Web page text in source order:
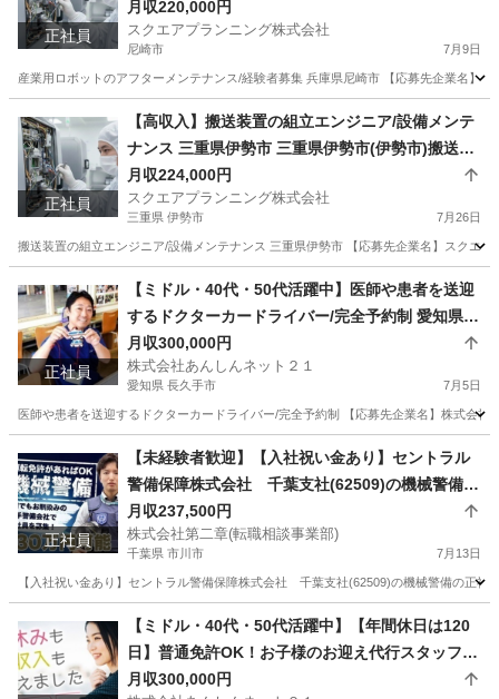
正社員
市(尼崎)産業用ロボットのアフターメンテナンス
月収220,000円
スクエアプランニング株式会社
尼崎市 7月9日
産業用ロボットのアフターメンテナンス/経験者募集 兵庫県尼崎市 【応募先企業名】
その他
正社員
【高収入】搬送装置の組立エンジニア/設備メンテ
ナンス 三重県伊勢市 三重県伊勢市(伊勢市)搬送装
置の組立エンジニア
月収224,000円
スクエアプランニング株式会社
三重県 伊勢市 7月26日
搬送装置の組立エンジニア/設備メンテナンス 三重県伊勢市 【応募先企業名】スクエ
その他 業務
正社員
【ミドル・40代・50代活躍中】医師や患者を送迎
するドクターカードライバー/完全予約制 愛知県長
久手市(はなみずき通)ドライバー
月収300,000円
株式会社あんしんネット２１
愛知県 長久手市 7月5日
医師や患者を送迎するドクターカードライバー/完全予約制 【応募先企業名】株式会
ドライバー 病院
正社員
【未経験者歓迎】【入社祝い金あり】セントラル
警備保障株式会社 千葉支社(62509)の機械警備の
正社員 - 西船橋駅 千葉県市川市(西船橋)機械警備
月収237,500円
株式会社第二章(転職相談事業部)
千葉県 市川市 7月13日
【入社祝い金あり】セントラル警備保障株式会社 千葉支社(62509)の機械警備の正
警備員 未経験
【ミドル・40代・50代活躍中】【年間休日は120
日】普通免許OK！お子様のお迎え代行スタッフ
愛知県名古屋市中川区(尾頭橋)保育士
月収300,000円